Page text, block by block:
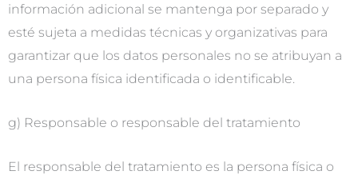
información adicional se mantenga por separado y
esté sujeta a medidas técnicas y organizativas para
garantizar que los datos personales no se atribuyan a
una persona física identificada o identificable.
g) Responsable o responsable del tratamiento
El responsable del tratamiento es la persona física o